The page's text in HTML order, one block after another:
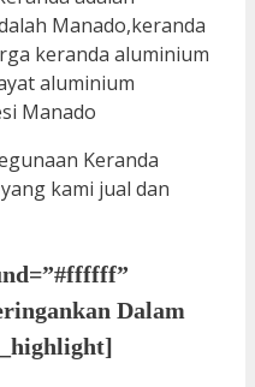
Keranda
kami jual dan
Dalam